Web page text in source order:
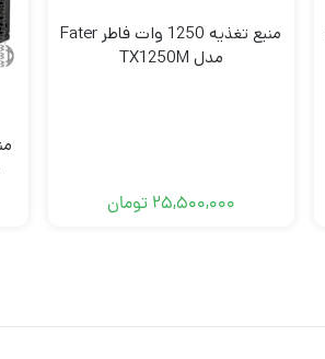
منبع تغذیه 1250 وات فاطر Fater
مدل TX1250M
25,500,000 تومان